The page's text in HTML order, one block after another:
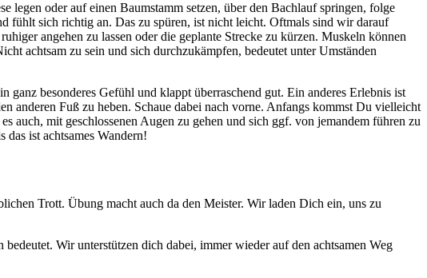
oder auf einen Baumstamm setzen, über den Bachlauf springen, folge
fühlt sich richtig an. Das zu spüren, ist nicht leicht. Oftmals sind wir darauf
angehen zu lassen oder die geplante Strecke zu kürzen. Muskeln können
achtsam zu sein und sich durchzukämpfen, bedeutet unter Umständen
besonderes Gefühl und klappt überraschend gut. Ein anderes Erlebnis ist
anderen Fuß zu heben. Schaue dabei nach vorne. Anfangs kommst Du vielleicht
auch, mit geschlossenen Augen zu gehen und sich ggf. von jemandem führen zu
ist achtsames Wandern!
Trott. Übung macht auch da den Meister. Wir laden Dich ein, uns zu
Wir unterstützen dich dabei, immer wieder auf den achtsamen Weg